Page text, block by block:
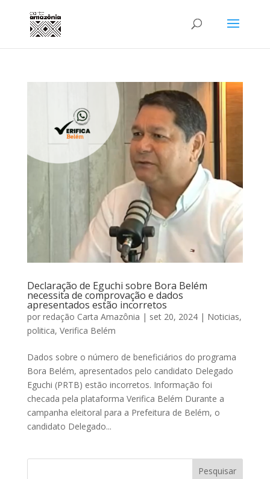
Declaração de Eguchi sobre Bora Belém
necessita de comprovação e dados
apresentados estão incorretos
por redação Carta Amazônia | set 20, 2024| Noticias,
politica, Verifica Belém
Dados sobre o número de beneficiários do programa
Bora Belém, apresentados pelo candidato Delegado
Eguchi (PRTB) estão incorretos. Informação foi
checada pela plataforma Verifica Belém Durante a
campanha eleitoral para a Prefeitura de Belém, o
candidato Delegado...
Pesquisar